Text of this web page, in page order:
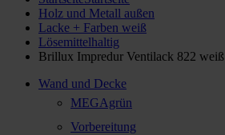
Holz und Metall außen
Lacke + Farben weiß
Lösemittelhaltig
Brillux Impredur Ventilack 822 weiß
Wand und Decke
MEGAgrün
Vorbereitung